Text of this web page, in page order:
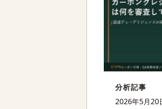
分析記事
2026年5月20